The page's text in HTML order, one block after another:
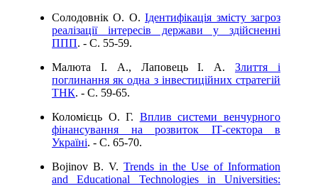
Солодовнік О. О.Ідентифікація змісту загроз
реалізації інтересів держави у здійсненні
ППП. - C. 55-59.
Малюта І. А., Лаповець І. А.Злиття і
поглинання як одна з інвестиційних стратегій
ТНК. - C. 59-65.
Коломієць О. Г. Вплив системи венчурного
фінансування на розвиток ІТ-сектора в
Україні. - C. 65-70.
Bojinov B. V. Trends in the Use of Information
and Educational Technologies in Universities: